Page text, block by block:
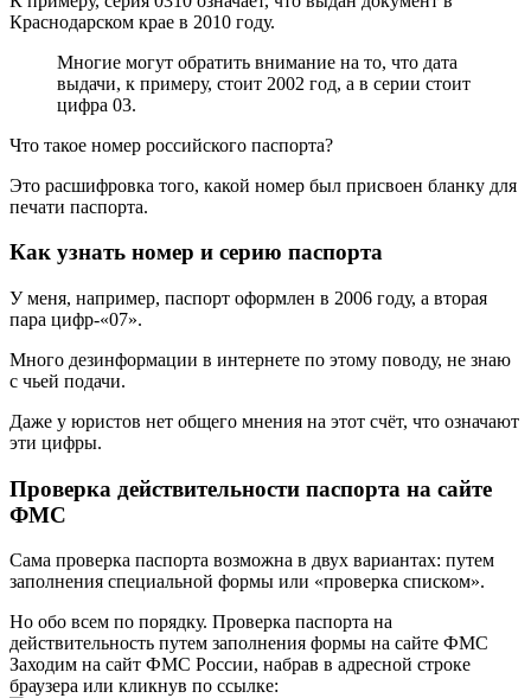
Краснодарском крае в 2010 году.
Многие могут обратить внимание на то, что дата
выдачи, к примеру, стоит 2002 год, а в серии стоит
цифра 03.
Что такое номер российского паспорта?
Это расшифровка того, какой номер был присвоен бланку для
печати паспорта.
Как узнать номер и серию паспорта
У меня, например, паспорт оформлен в 2006 году, а вторая
пара цифр-«07».
Много дезинформации в интернете по этому поводу, не знаю
с чьей подачи.
Даже у юристов нет общего мнения на этот счёт, что означают
эти цифры.
Проверка действительности паспорта на сайте
ФМС
Сама проверка паспорта возможна в двух вариантах: путем
заполнения специальной формы или «проверка списком».
Но обо всем по порядку. Проверка паспорта на
действительность путем заполнения формы на сайте ФМС
Заходим на сайт ФМС России, набрав в адресной строке
браузера или кликнув по ссылке: